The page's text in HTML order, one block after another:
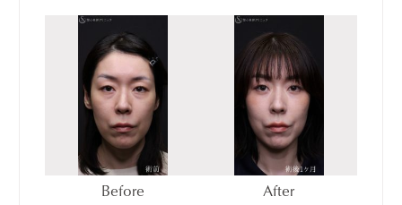
Before After